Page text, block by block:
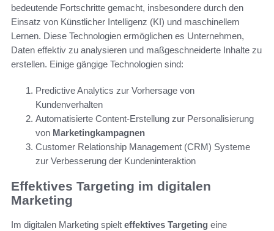
bedeutende Fortschritte gemacht, insbesondere durch den
Einsatz von Künstlicher Intelligenz (KI) und maschinellem
Lernen. Diese Technologien ermöglichen es Unternehmen,
Daten effektiv zu analysieren und maßgeschneiderte Inhalte zu
erstellen. Einige gängige Technologien sind:
Predictive Analytics zur Vorhersage von
Kundenverhalten
Automatisierte Content-Erstellung zur Personalisierung
von Marketingkampagnen
Customer Relationship Management (CRM) Systeme
zur Verbesserung der Kundeninteraktion
Effektives Targeting im digitalen
Marketing
Im digitalen Marketing spielt effektives Targeting eine